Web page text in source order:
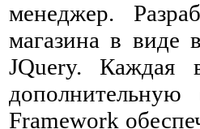
менеджер.
магазина в виде
JQuery. Каждая
Framework